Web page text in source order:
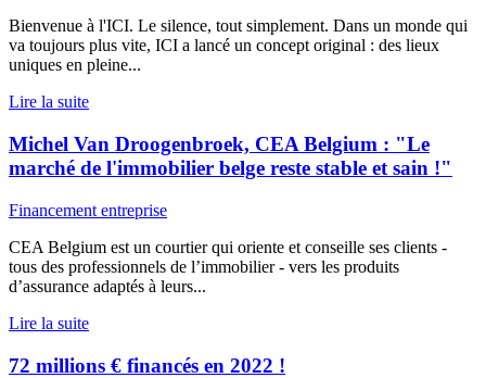
Bienvenue à l'ICI. Le silence, tout simplement. Dans un monde qui
va toujours plus vite, ICI a lancé un concept original : des lieux
uniques en pleine...
Lire la suite
Michel Van Droogenbroek, CEA Belgium : "Le
marché de l'immobilier belge reste stable et sain !"
Financement entreprise
CEA Belgium est un courtier qui oriente et conseille ses clients -
tous des professionnels de l’immobilier - vers les produits
d’assurance adaptés à leurs...
Lire la suite
72 millions € financés en 2022 !